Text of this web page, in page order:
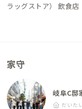
ラッグストア） 飲食店 ・菊川酒造：徒歩30秒（居酒屋） ・わら
ヒー） ・みそかつ三
家守
岐阜C邸
だいた